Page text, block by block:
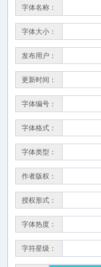
字体名称：
字体大小：
发布用户：
更新时间：
字体编号：
字体格式：
字体类型：
作者版权：
授权形式：
字体热度：
字符星级：